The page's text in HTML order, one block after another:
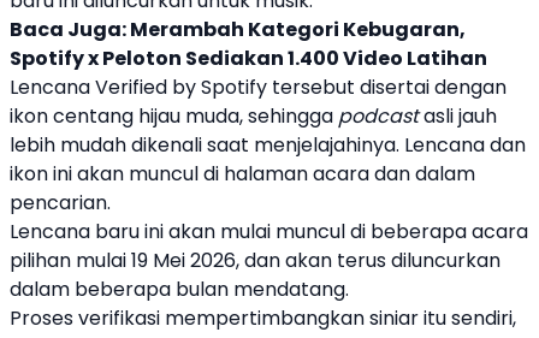
Baca Juga:Merambah Kategori Kebugaran,
Spotify x Peloton Sediakan 1.400 Video Latihan
Lencana Verified bySpotify tersebut disertai dengan
ikon centang hijau muda, sehingga podcastasli jauh
lebih mudah dikenali saat menjelajahinya. Lencana dan
ikon ini akan muncul di halaman acara dan dalam
pencarian.
Lencana baru ini akan mulai muncul di beberapa acara
pilihan mulai 19 Mei 2026, dan akan terus diluncurkan
dalam beberapa bulan mendatang.
Proses verifikasi mempertimbangkansiniaritu sendiri,